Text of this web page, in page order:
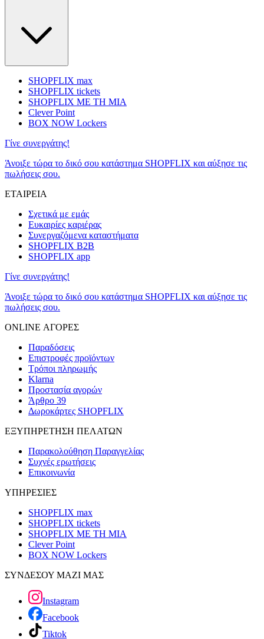
SHOPFLIX max
SHOPFLIX tickets
SHOPFLIX ΜΕ ΤΗ ΜΙΑ
Clever Point
BOX NOW Lockers
Γίνε συνεργάτης!
Άνοιξε τώρα το δικό σου κατάστημα SHOPFLIX και αύξησε τις
πωλήσεις σου.
ΕΤΑΙΡΕΙΑ
Σχετικά με εμάς
Ευκαιρίες καριέρας
Συνεργαζόμενα καταστήματα
SHOPFLIX B2B
SHOPFLIX app
Γίνε συνεργάτης!
Άνοιξε τώρα το δικό σου κατάστημα SHOPFLIX και αύξησε τις
πωλήσεις σου.
ONLINE ΑΓΟΡΕΣ
Παραδόσεις
Επιστροφές προϊόντων
Τρόποι πληρωμής
Klarna
Προστασία αγορών
Άρθρο 39
Δωροκάρτες SHOPFLIX
ΕΞΥΠΗΡΕΤΗΣΗ ΠΕΛΑΤΩΝ
Παρακολούθηση Παραγγελίας
Συχνές ερωτήσεις
Επικοινωνία
ΥΠΗΡΕΣΙΕΣ
SHOPFLIX max
SHOPFLIX tickets
SHOPFLIX ΜΕ ΤΗ ΜΙΑ
Clever Point
BOX NOW Lockers
ΣΥΝΔΕΣΟΥ ΜΑΖΙ ΜΑΣ
Instagram
Facebook
Tiktok